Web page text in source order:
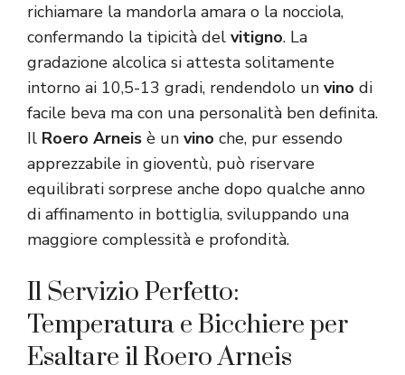
richiamare la mandorla amara o la nocciola,
confermando la tipicità del vitigno. La
gradazione alcolica si attesta solitamente
intorno ai 10,5-13 gradi, rendendolo un vino di
facile beva ma con una personalità ben definita.
Il Roero Arneis è un vino che, pur essendo
apprezzabile in gioventù, può riservare
equilibrati sorprese anche dopo qualche anno
di affinamento in bottiglia, sviluppando una
maggiore complessità e profondità.
Il Servizio Perfetto:
Temperatura e Bicchiere per
Esaltare il Roero Arneis